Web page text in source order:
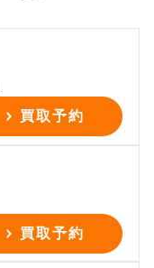
買取予約
買取予約